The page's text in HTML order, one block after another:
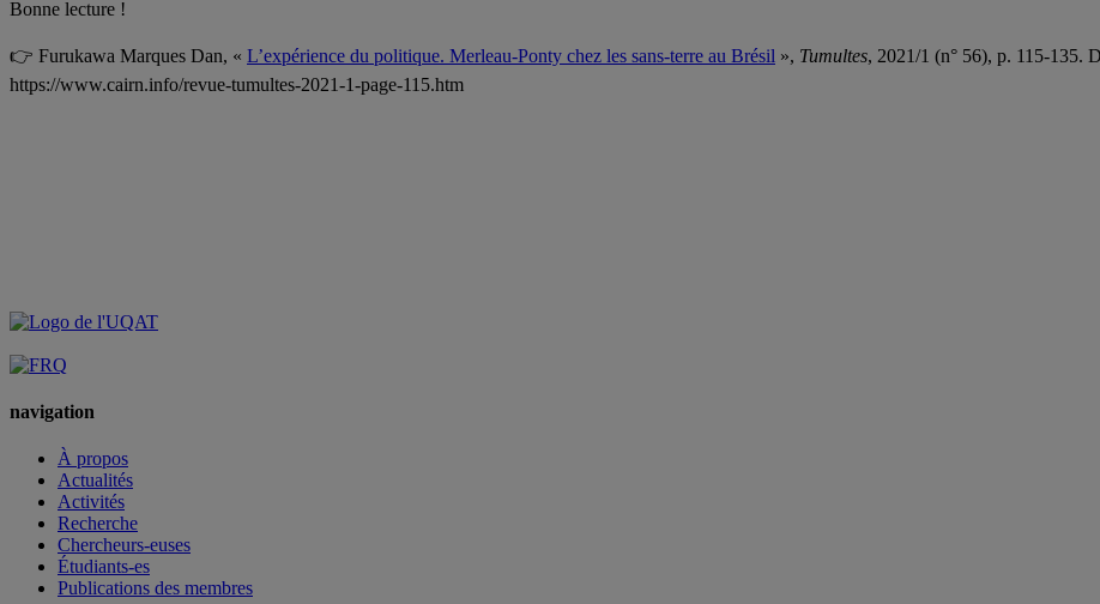
Bonne lecture !
👉 Furukawa Marques Dan, « L’expérience du politique. Merleau-Ponty chez les sans-terre au Brésil », Tumultes, 2021/1 (n° 56), p. 115-135.
https://www.cairn.info/revue-tumultes-2021-1-page-115.htm
navigation
À propos
Actualités
Activités
Recherche
Chercheurs-euses
Étudiants-es
Publications des membres